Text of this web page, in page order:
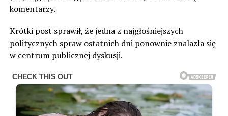
komentarzy.
Krótki post sprawił, że jedna z najgłośniejszych
politycznych spraw ostatnich dni ponownie znalazła się
w centrum publicznej dyskusji.